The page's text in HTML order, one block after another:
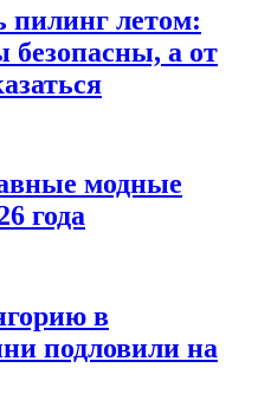
пилинг летом:
безопасны, а от
модные
года
в
подловили на